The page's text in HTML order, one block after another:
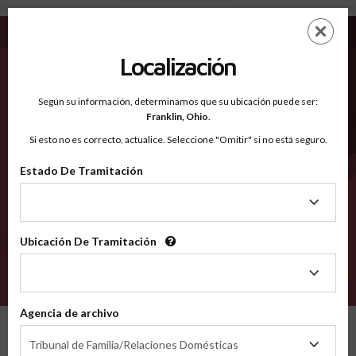
St. Louis MO - Condados Reconocidos
EN
Condados Reconocidos
2600
Localización
Según su información, determinamos que su ubicación puede ser:
Franklin, Ohio.
Si esto no es correcto, actualice. Seleccione "Omitir" si no está seguro.
Estado De Tramitación
Tramitación
Ubicación De Tramitación
Tramitación
Agencia de archivo
Tribunal de Familia/Relaciones Domésticas
de